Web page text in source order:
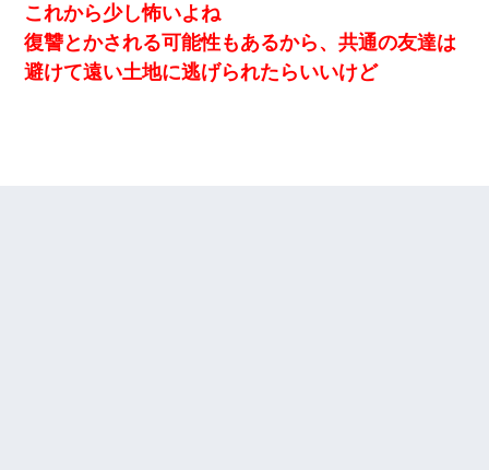
これから少し怖いよね
復讐とかされる可能性もあるから、共通の友達は
避けて遠い土地に逃げられたらいいけど